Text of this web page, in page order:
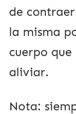
de
la misma
cuerpo
aliviar.
Nota: